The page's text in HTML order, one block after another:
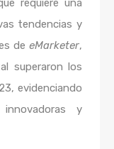
requiere una
tendencias y
de eMarketer,
superaron los
, evidenciando
y